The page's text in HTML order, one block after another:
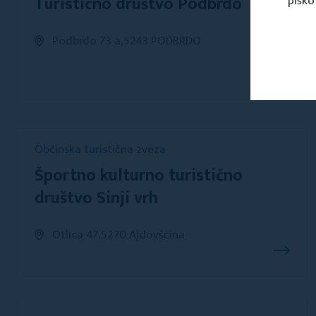
Občinska turistična zveza
Športno kulturno turistično
društvo Sinji vrh